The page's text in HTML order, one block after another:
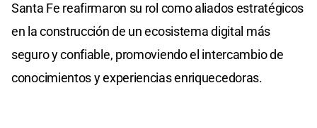
Santa Fe reafirmaron su rol como aliados estratégicos
en la construcción de un ecosistema digital más
seguro y confiable, promoviendo el intercambio de
conocimientos y experiencias enriquecedoras.